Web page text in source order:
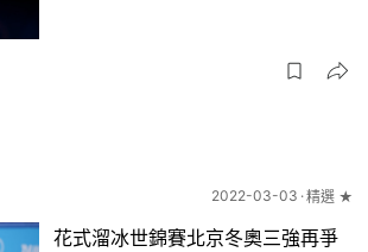
2022-03-03 精選 ★
花式溜冰世錦賽北京冬奧三強再爭